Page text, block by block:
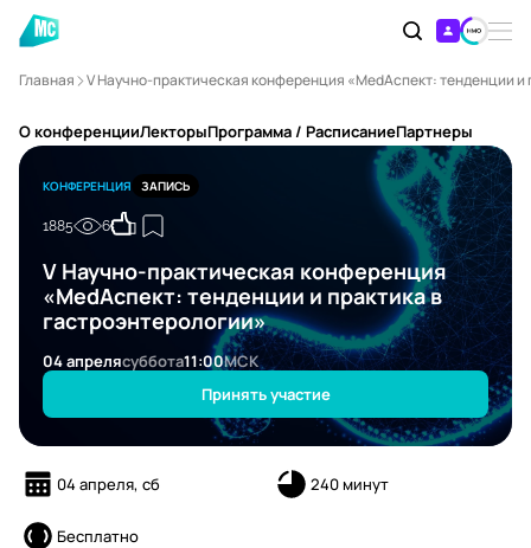
Главная V Научно-практическая конференция «MedАспект: тенденции и
О конференцииЛекторыПрограмма / РасписаниеПартнеры
КОНФЕРЕНЦИЯ ЗАПИСЬ
1885 6
V Научно-практическая конференция
«MedАспект: тенденции и практика в
гастроэнтерологии»
04 апрелясуббота11:00МСК
Принять участие
04 апреля, сб 240 минут
Бесплатно